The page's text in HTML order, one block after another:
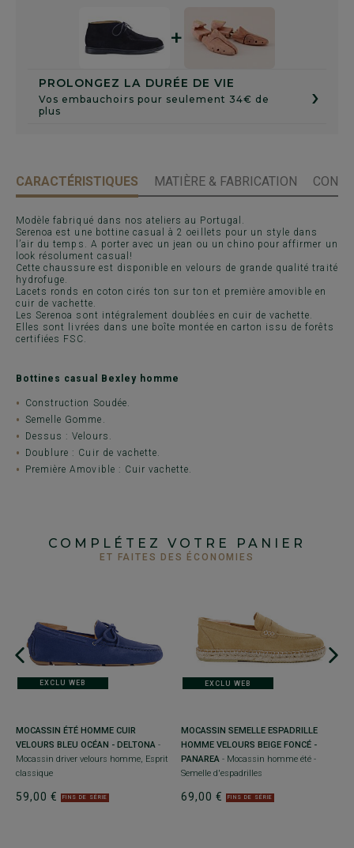
PROLONGEZ LA DURÉE DE VIE
Vos embauchoirs pour seulement 34€ de
plus
›
+
CARACTÉRISTIQUES MATIÈRE & FABRICATION
Modèle fabriqué dans nos ateliers au Portugal.
Serenoa est une bottine casual à 2 oeillets pour un style dans
l’air du temps. A porter avec un jean ou un chino pour affirmer un
look résolument casual!
Cette chaussure est disponible en velours de grande qualité traité
hydrofuge.
Lacets ronds en coton cirés ton sur ton et première amovible en
cuir de vachette.
Les Serenoa sont intégralement doublées en cuir de vachette.
Elles sont livrées dans une boîte montée en carton issu de forêts
certifiées FSC.
Bottines casual Bexley homme
Construction Soudée.
Semelle Gomme.
Dessus : Velours.
Doublure : Cuir de vachette.
Première Amovible : Cuir vachette.
COMPLÉTEZ VOTRE PANIER
ET FAITES DES ÉCONOMIES
EXCLU WEB
MOCASSIN ÉTÉ HOMME CUIR
VELOURS BLEU OCÉAN - DELTONA -
Mocassin driver velours homme, Esprit
classique
59,00 € FINS DE SÉRIE
EXCLU WEB
MOCASSIN SEMELLE ESPADRILLE
HOMME VELOURS BEIGE FONCÉ -
PANAREA - Mocassin homme été -
Semelle d'espadrilles
69,00 € FINS DE SÉRIE